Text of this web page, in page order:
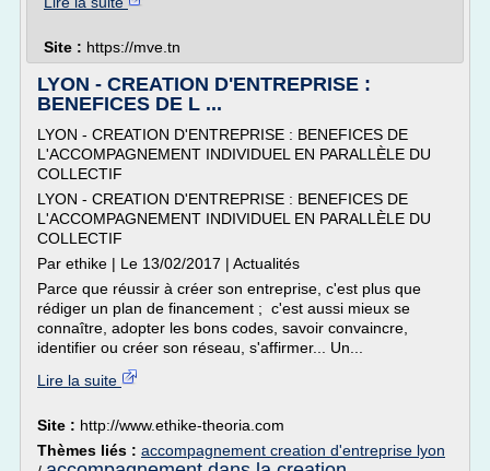
Site : https://mve.tn
LYON - CREATION D'ENTREPRISE :
BENEFICES DE L ...
LYON - CREATION D'ENTREPRISE : BENEFICES DE
L'ACCOMPAGNEMENT INDIVIDUEL EN PARALLÈLE DU
COLLECTIF
LYON - CREATION D'ENTREPRISE : BENEFICES DE
L'ACCOMPAGNEMENT INDIVIDUEL EN PARALLÈLE DU
COLLECTIF
Par ethike | Le 13/02/2017 | Actualités
Parce que réussir à créer son entreprise, c'est plus que
rédiger un plan de financement ; c'est aussi mieux se
connaître, adopter les bons codes, savoir convaincre,
identifier ou créer son réseau, s'affirmer... Un...
Lire la suite
Site : http://www.ethike-theoria.com
Thèmes liés : accompagnement creation d'entreprise lyon